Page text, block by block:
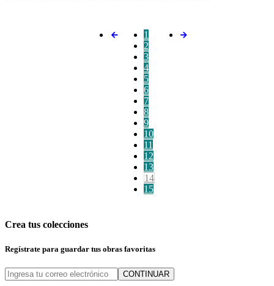
1
2
3
4
5
6
7
8
9
10
11
12
13
14
15
Crea tus colecciones
Regístrate para guardar tus obras favoritas
CONTINUAR